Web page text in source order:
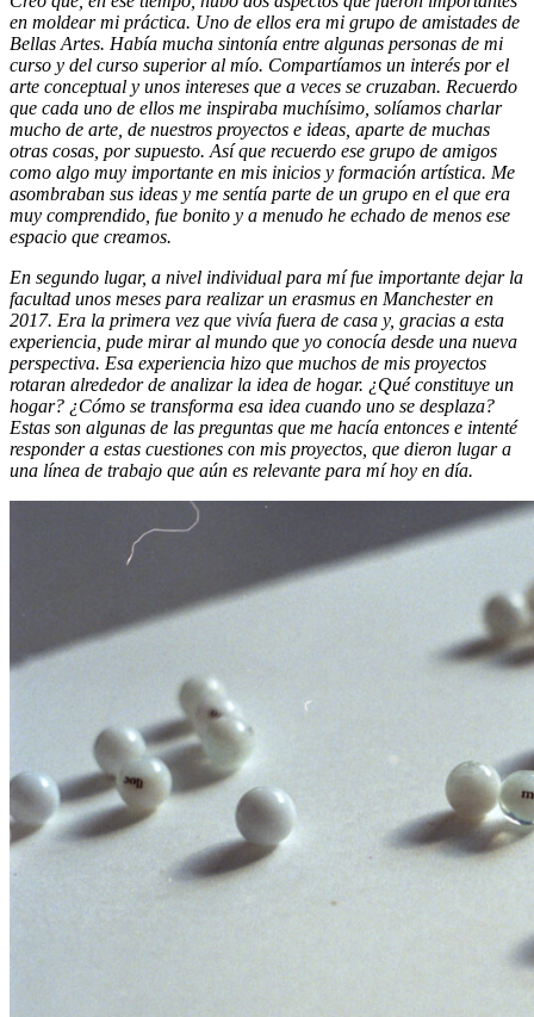
en moldear mi práctica. Uno de ellos era mi grupo de amistades de
Bellas Artes. Había mucha sintonía entre algunas personas de mi
curso y del curso superior al mío. Compartíamos un interés por el
arte conceptual y unos intereses que a veces se cruzaban. Recuerdo
que cada uno de ellos me inspiraba muchísimo, solíamos charlar
mucho de arte, de nuestros proyectos e ideas, aparte de muchas
otras cosas, por supuesto. Así que recuerdo ese grupo de amigos
como algo muy importante en mis inicios y formación artística. Me
asombraban sus ideas y me sentía parte de un grupo en el que era
muy comprendido, fue bonito y a menudo he echado de menos ese
espacio que creamos.
En segundo lugar, a nivel individual para mí fue importante dejar la
facultad unos meses para realizar un erasmus en Manchester en
2017. Era la primera vez que vivía fuera de casa y, gracias a esta
experiencia, pude mirar al mundo que yo conocía desde una nueva
perspectiva. Esa experiencia hizo que muchos de mis proyectos
rotaran alrededor de analizar la idea de hogar. ¿Qué constituye un
hogar? ¿Cómo se transforma esa idea cuando uno se desplaza?
Estas son algunas de las preguntas que me hacía entonces e intenté
responder a estas cuestiones con mis proyectos, que dieron lugar a
una línea de trabajo que aún es relevante para mí hoy en día.